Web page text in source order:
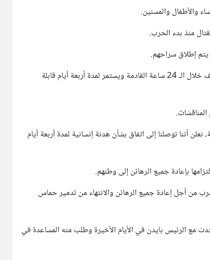
والأطفال والمسنين.
منذ بدء الحرب.
وقالت وزارة الخارجية القطرية في بيان: "سيتم الإعلان عن موعد بدء التوقف خلال الـ 24 ساعة القادمة ويستمر لمدة أربعة أيام قابلة
توصلنا إلى اتفاق بشأن هدنة إنسانية لمدة أربعة أيام
بإعادة جميع الرهائن إلى وطنهم.
من أجل إعادة جميع الرهائن والانتهاء من تدمير حماس
مع الرئيس بايدن في الأيام الأخيرة وطلب منه المساعدة في